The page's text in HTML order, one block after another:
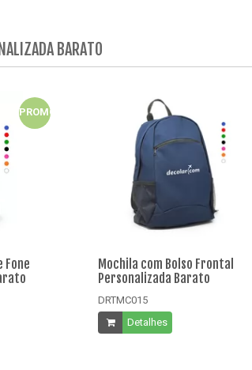
BARATO
PROMO
Fone
Mochila com Bolso Frontal
Personalizada Barato
DRTMC015
Detalhes